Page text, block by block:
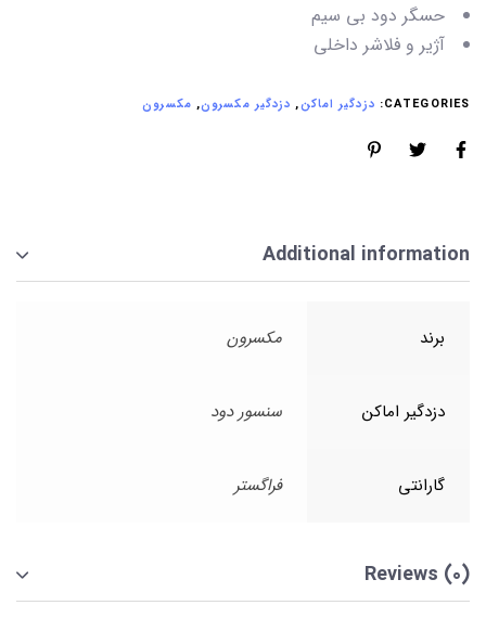
حسگر دود بی سیم
آژیر و فلاشر داخلی
CATEGORIES: دزدگیر اماکن, دزدگیر مکسرون, مکسرون
Additional information
برند مکسرون
دزدگیر اماکن سنسور دود
گارانتی فراگستر
Reviews (0)